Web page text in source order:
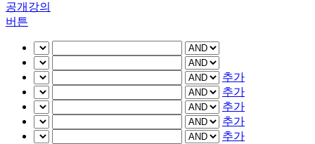
공개강의
버튼
추가
추가
추가
추가
추가